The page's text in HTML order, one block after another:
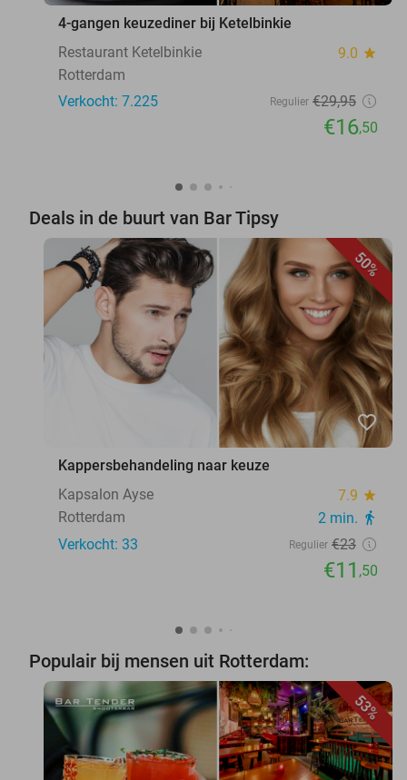
4-gangen keuzediner bij Ketelbinkie
Restaurant Ketelbinkie
9.0 star
Rotterdam
Verkocht: 7.225
Regulier €29,95
€16,50
Deals in de buurt van Bar Tipsy
50%
favorite_border
Kappersbehandeling naar keuze
Kapsalon Ayse
7.9 star
Rotterdam 2 min. directions_walk
Verkocht: 33 Regulier €23
€11 ,50
Populair bij mensen uit Rotterdam:
53%